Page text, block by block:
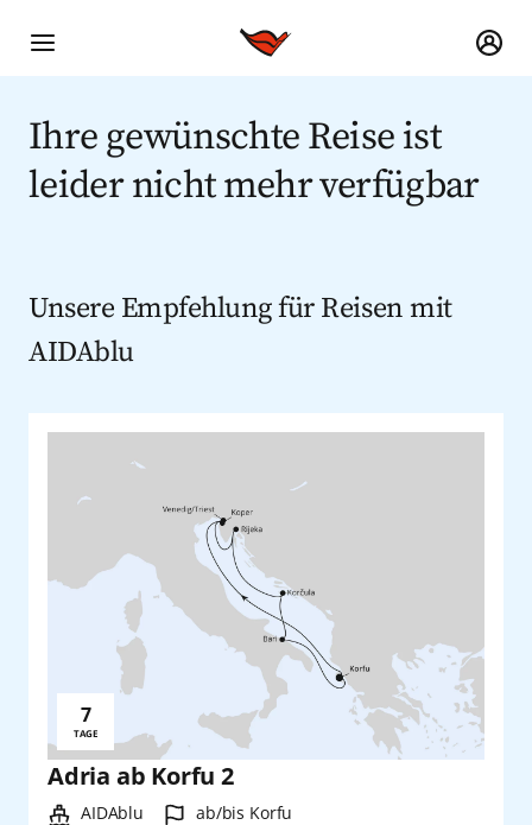
Ihre gewünschte Reise ist
leider nicht mehr verfügbar
Unsere Empfehlung für Reisen mit
AIDAblu
Adria ab Korfu 2
Schiff:
AIDAblu Hafen:
ab/bis Korfu
Reisedauer:
7
TAGE